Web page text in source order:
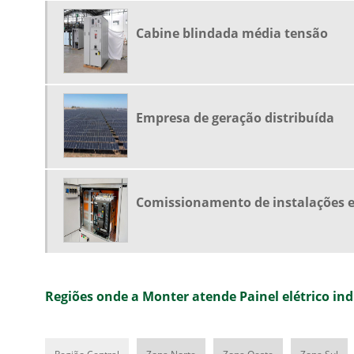
Cabine blindada média tensão
Empresa de geração distribuída
Comissionamento de instalações
Regiões onde a Monter atende Painel elétrico